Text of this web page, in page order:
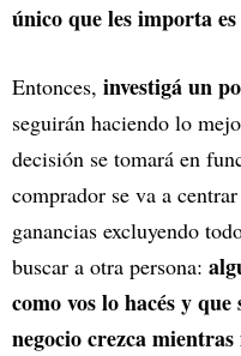
único que les importa
Entonces, investigá un
seguirán haciendo lo
decisión se tomará en
comprador se va a
ganancias excluyendo
buscar a otra persona:
como vos lo hacés y
negocio crezca